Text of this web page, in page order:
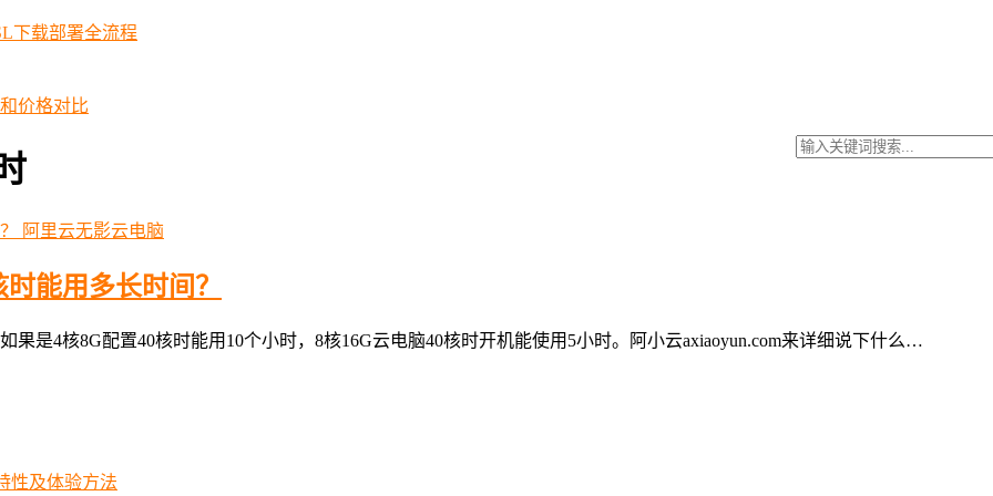
下载部署全流程
价格对比
阿里云无影云电脑
能用多长时间？
是4核8G配置40核时能用10个小时，8核16G云电脑40核时开机能使用5小时。阿小云axiaoyun.com来详细说下什么…
性及体验方法